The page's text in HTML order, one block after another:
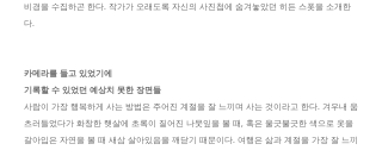
비경을 수집하곤 한다. 작가가 오래도록 자신의 사진첩에 숨겨놓았던 히든 스폿을 소개한
다.
카메라를 들고 있었기에
기록할 수 있었던 예상치 못한 장면들
사람이 가장 행복하게 사는 방법은 주어진 계절을 잘 느끼며 사는 것이라고 한다. 겨우내 움
츠러들었다가 화창한 햇살에 초록이 짙어진 나뭇잎을 볼 때, 혹은 울긋불긋한 색으로 옷을
갈아입은 자연을 볼 때 새삼 살아있음을 깨닫기 때문이다. 여행은 삶과 계절을 가장 잘 느끼